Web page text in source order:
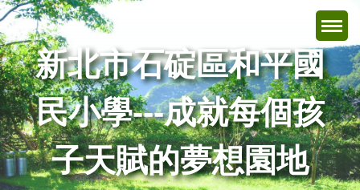
跳
主
要
內
容
區
新北市石碇區和平國
民小學---成就每個孩
子天賦的夢想園地